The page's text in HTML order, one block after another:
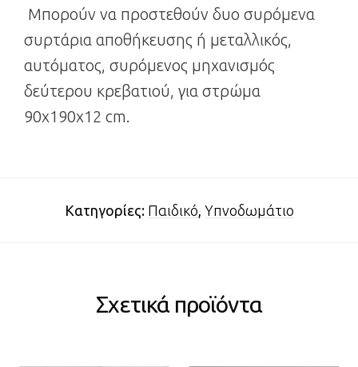
Μπορούν να προστεθούν δυο συρόμενα
συρτάρια αποθήκευσης ή μεταλλικός,
αυτόματος, συρόμενος μηχανισμός
δεύτερου κρεβατιού, για στρώμα
90x190x12 cm.
Κατηγορίες: Παιδικό, Υπνοδωμάτιο
Σχετικά προϊόντα